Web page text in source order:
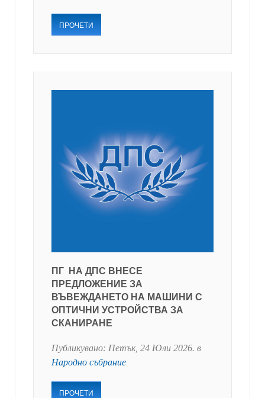
ПРОЧЕТИ
ПГ НА ДПС ВНЕСЕ
ПРЕДЛОЖЕНИЕ ЗА
ВЪВЕЖДАНЕТО НА МАШИНИ С
ОПТИЧНИ УСТРОЙСТВА ЗА
СКАНИРАНЕ
Публикувано: Петък, 24 Юли 2026. в
Народно събрание
ПРОЧЕТИ